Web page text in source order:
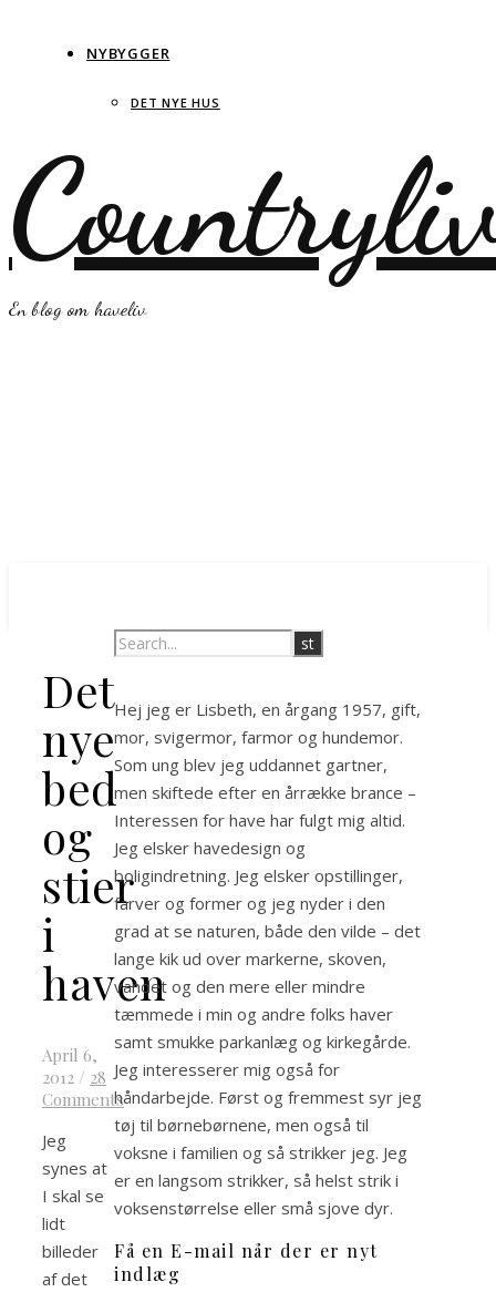
NYBYGGER
DET NYE HUS
En blog om haveliv
Det
nye
bed
og
stier
i
haven
April 6,
2012 / 28
Comments
Jeg
synes at
I skal se
lidt
billeder
af det
Hej jeg er Lisbeth, en årgang 1957, gift,
mor, svigermor, farmor og hundemor.
Som ung blev jeg uddannet gartner,
men skiftede efter en årrække brance –
Interessen for have har fulgt mig altid.
Jeg elsker havedesign og
boligindretning. Jeg elsker opstillinger,
farver og former og jeg nyder i den
grad at se naturen, både den vilde – det
lange kik ud over markerne, skoven,
vandet og den mere eller mindre
tæmmede i min og andre folks haver
samt smukke parkanlæg og kirkegårde.
Jeg interesserer mig også for
håndarbejde. Først og fremmest syr jeg
tøj til børnebørnene, men også til
voksne i familien og så strikker jeg. Jeg
er en langsom strikker, så helst strik i
voksenstørrelse eller små sjove dyr.
Få en E-mail når der er nyt
indlæg